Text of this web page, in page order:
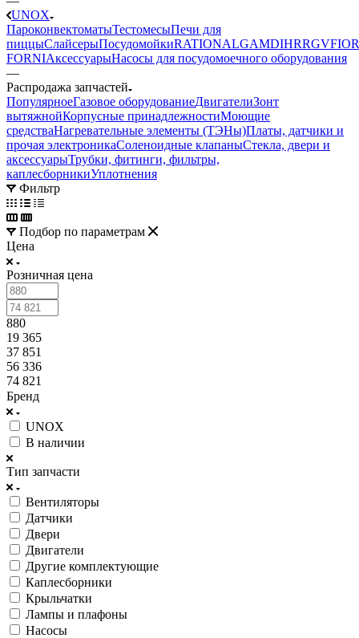
UNOX
ПароконвектоматыТестомесыПечи для
пиццыСлайсерыПосудомойкиRATIONALGAMDIHRRGV
FORNIАксессуарыНасосы для посудомоечного оборудования
—
Распродажа запчастей
ПопулярноеГазовое оборудованиеДвигателиЗонт
вытяжнойКорпусные принадлежностиМоющие
средстваНагревательные элементы (ТЭНы)Платы, датчики и
прочая электроникаСоленоидные клапаныСтекла, двери и
аксессуарыТрубки, фитинги, фильтры,
каплесборникиУплотнения
Фильтр
Подбор по параметрам
Цена
Розничная цена
880
19 365
37 851
56 336
74 821
Бренд
UNOX
В наличии
Тип запчасти
Вентиляторы
Датчики
Двери
Двигатели
Другие комплектующие
Каплесборники
Крыльчатки
Лампы и плафоны
Насосы